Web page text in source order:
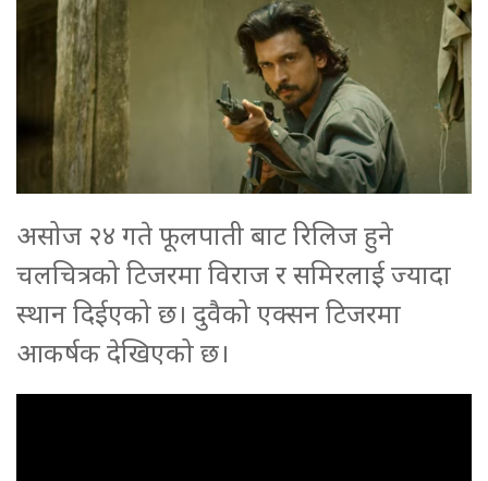
असोज २४ गते फूलपाती बाट रिलिज हुने
चलचित्रको टिजरमा विराज र समिरलाई ज्यादा
स्थान दिईएको छ। दुवैको एक्सन टिजरमा
आकर्षक देखिएको छ।